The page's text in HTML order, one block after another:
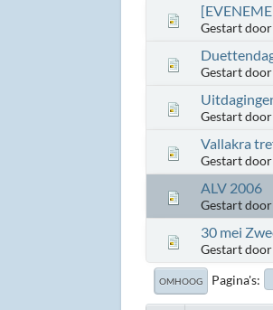
Gestart
Gestart
Gestart
Vallakra
Gestart door
ALV 2006
Gestart
30 mei
Gestart
OMHOOG Pagina's